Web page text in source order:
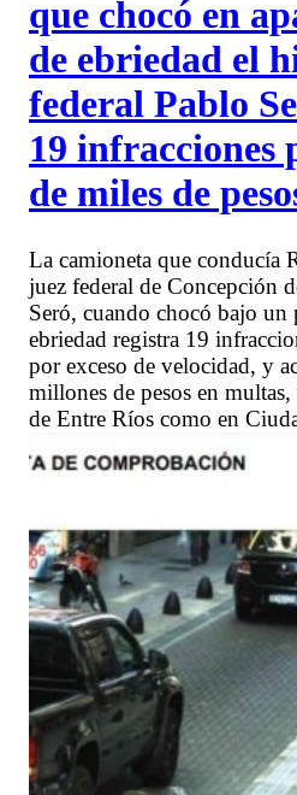
que chocó en
de ebriedad el
federal Pablo
19 infracciones
de miles de
La camioneta que conducía
juez federal de Concepción
Seró, cuando chocó bajo un
ebriedad registra 19
por exceso de velocidad, y
millones de pesos en
de Entre Ríos como en